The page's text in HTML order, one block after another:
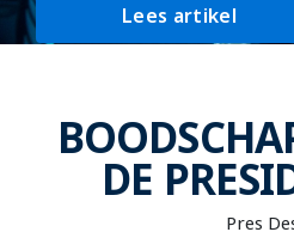
Lees artikel
DE
Pres